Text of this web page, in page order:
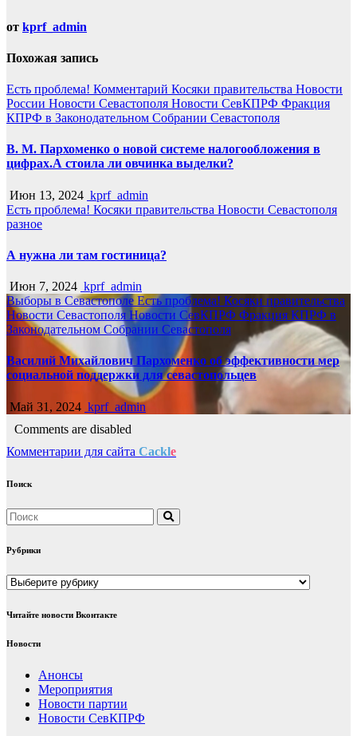
от kprf_admin
Похожая запись
Есть проблема! Комментарий Косяки правительства Новости
России Новости Севастополя Новости СевКПРФ Фракция
КПРФ в Законодательном Собрании Севастополя
В. М. Пархоменко о новой системе налогообложения в
цифрах.А стоила ли овчинка выделки?
Июн 13, 2024 kprf_admin
Есть проблема! Косяки правительства Новости Севастополя
разное
А нужна ли там гостиница?
Июн 7, 2024 kprf_admin
Выборы в Севастополе Есть проблема! Косяки правительства
Новости Севастополя Новости СевКПРФ Фракция КПРФ в
Законодательном Собрании Севастополя
Василий Михайлович Пархоменко об эффективности мер
социальной поддержки для севастопольцев
Май 31, 2024 kprf_admin
Comments are disabled
Комментарии для сайта Cackle
Поиск
Рубрики
Рубрики
Читайте новости Вконтакте
Новости
Анонсы
Мероприятия
Новости партии
Новости СевКПРФ